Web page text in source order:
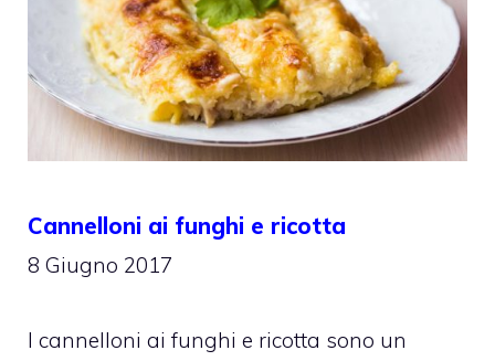
Cannelloni ai funghi e ricotta
8 Giugno 2017
I cannelloni ai funghi e ricotta sono un